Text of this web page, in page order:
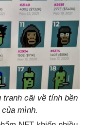
tranh cãi về tính bền
mình.